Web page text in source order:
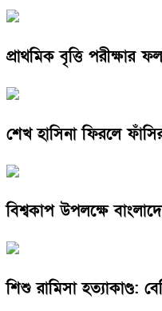
প্রাথমিক বৃত্তি পরীক্ষার
শেখ হাসিনা ফিরলে
বিশ্বকাপ উপলক্ষে
শিশু রামিসা হত্যাকাণ্ড: